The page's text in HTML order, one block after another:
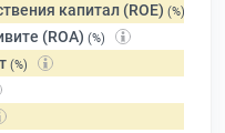
капитал (ROE) (%)
(ROA) (%)
(%)